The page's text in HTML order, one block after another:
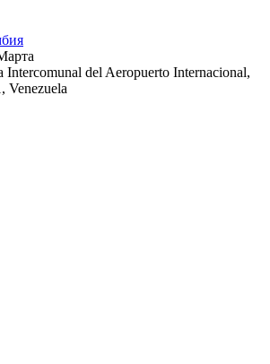
Intercomunal del Aeropuerto Internacional,
Venezuela